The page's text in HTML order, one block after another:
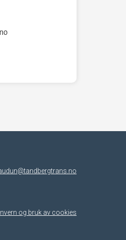
og bruk av cookies